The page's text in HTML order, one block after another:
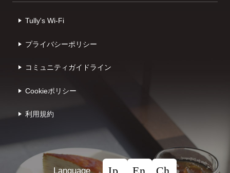
Tully's Wi-Fi
プライバシーポリシー
コミュニティガイドライン
Cookieポリシー
利⽤規約
Language